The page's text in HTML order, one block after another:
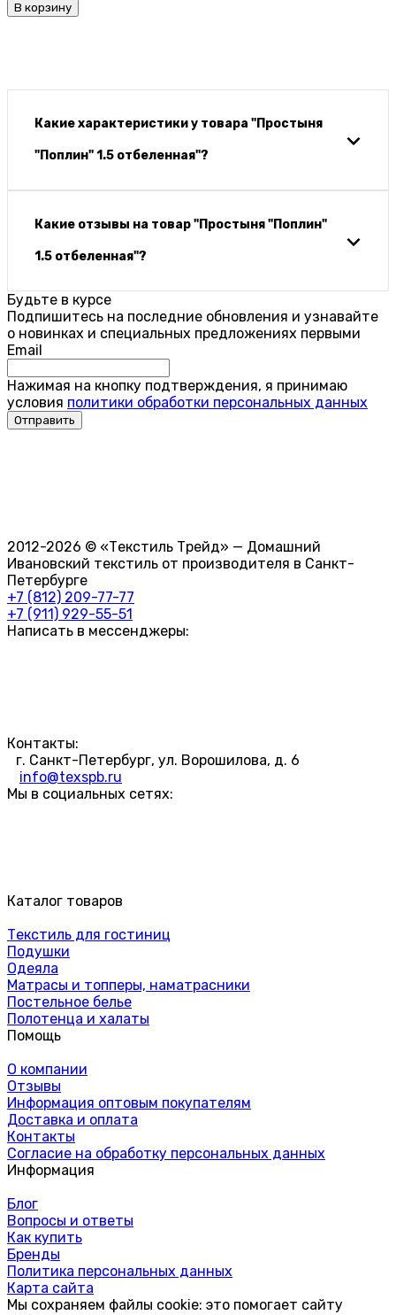
В корзину
Какие характеристики у товара "Простыня
"Поплин" 1.5 отбеленная"?
Какие отзывы на товар "Простыня "Поплин"
1.5 отбеленная"?
Будьте в курсе
Подпишитесь на последние обновления и узнавайте
о новинках и специальных предложениях первыми
Email
Нажимая на кнопку подтверждения, я принимаю
условия политики обработки персональных данных
2012-2026 © «Текстиль Трейд» — Домашний
Ивановский текстиль от производителя в Санкт-
Петербурге
+7 (812) 209-77-77
+7 (911) 929-55-51
Написать в мессенджеры:
Контакты:
г. Санкт-Петербург, ул. Ворошилова, д. 6
info@texspb.ru
Мы в социальных сетях:
Каталог товаров
Текстиль для гостиниц
Подушки
Одеяла
Матрасы и топперы, наматрасники
Постельное белье
Полотенца и халаты
Помощь
О компании
Отзывы
Информация оптовым покупателям
Доставка и оплата
Контакты
Согласие на обработку персональных данных
Информация
Блог
Вопросы и ответы
Как купить
Бренды
Политика персональных данных
Карта сайта
Мы сохраняем файлы cookie: это помогает сайту